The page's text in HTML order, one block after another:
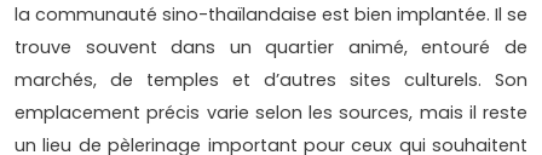
la communauté sino-thaïlandaise est bien implantée. Il se
trouve souvent dans un quartier animé, entouré de
marchés, de temples et d’autres sites culturels. Son
emplacement précis varie selon les sources, mais il reste
un lieu de pèlerinage important pour ceux qui souhaitent